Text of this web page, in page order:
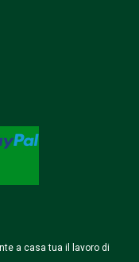
a casa tua il lavoro di